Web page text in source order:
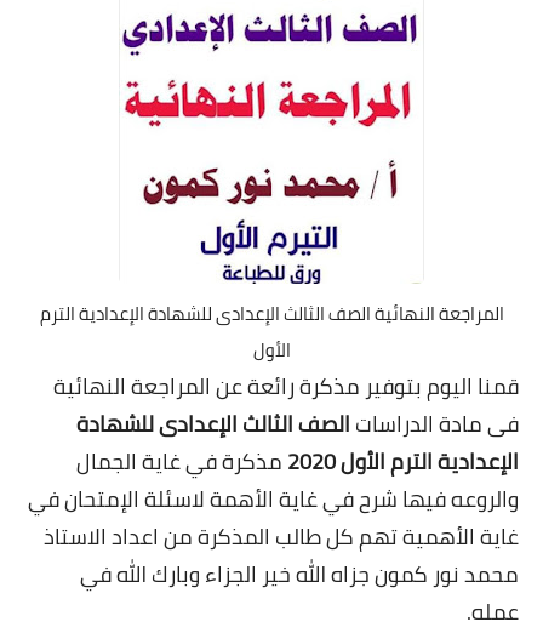
المراجعة النهائية الصف الثالث الإعدادى للشهادة الإعدادية الترم
الأول
قمنا اليوم بتوفير مذكرة رائعة عن المراجعة النهائية
فى مادة الدراساتالصف الثالث الإعدادى للشهادة
الإعدادية الترم الأول 2020
مذكرة في غاية الجمال
والروعه فيها شرح في غاية الأهمة لاسئلة الإمتحان في
غاية الأهمية تهم كل طالب المذكرة من اعداد الاستاذ
محمد نور كمون جزاه الله خير الجزاء وبارك الله في
عمله.